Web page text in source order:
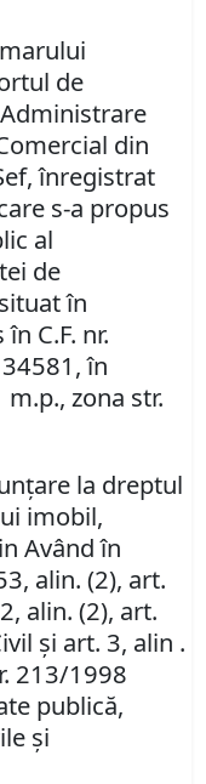
de
din
înregistrat
s-a propus
al
de
în
C.F. nr.
în
zona str.
la dreptul
imobil,
Având în
alin. (2), art.
alin. (2), art.
şi art. 3, alin .
213/1998
publică,
şi